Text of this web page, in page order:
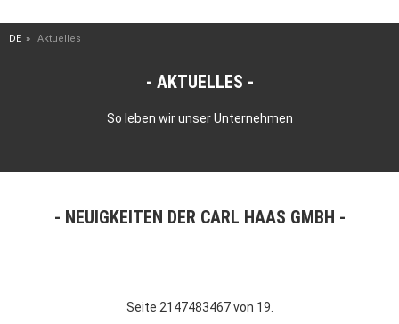
DE Aktuelles
AKTUELLES
So leben wir unser Unternehmen
NEUIGKEITEN DER CARL HAAS GMBH
Seite 2147483467 von 19.